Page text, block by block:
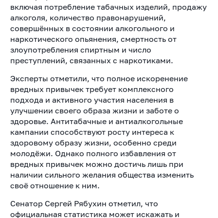
включая потребление табачных изделий, продажу
алкоголя, количество правонарушений,
совершённых в состоянии алкогольного и
наркотического опьянения, смертность от
злоупотребления спиртным и число
преступлений, связанных с наркотиками.
Эксперты отметили, что полное искоренение
вредных привычек требует комплексного
подхода и активного участия населения в
улучшении своего образа жизни и заботе о
здоровье. Антитабачные и антиалкогольные
кампании способствуют росту интереса к
здоровому образу жизни, особенно среди
молодёжи. Однако полного избавления от
вредных привычек можно достичь лишь при
наличии сильного желания общества изменить
своё отношение к ним.
Сенатор Сергей Рябухин отметил, что
официальная статистика может искажать и